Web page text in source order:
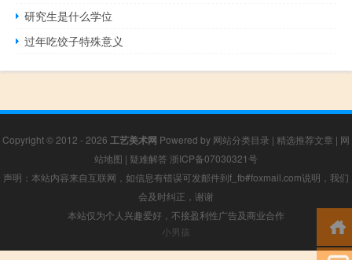
研究生是什么学位
过年吃饺子特殊意义
Copyright © 2012 - 2026 工艺美术网 Powered by 网站分类目录 | 精选推荐文章 | 网
站地图 | 疑难解答 浙ICP备07030321号
声明：本站内容来自互联网，如信息有错误可发邮件到f_fb#foxmail.com说明，我们
会及时纠正，谢谢
本站仅为个人兴趣爱好，不接盈利性广告及商业合作
小男孩